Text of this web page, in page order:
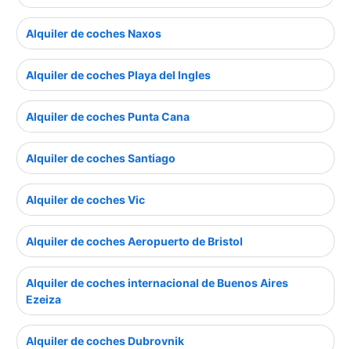
Alquiler de coches Naxos
Alquiler de coches Playa del Ingles
Alquiler de coches Punta Cana
Alquiler de coches Santiago
Alquiler de coches Vic
Alquiler de coches Aeropuerto de Bristol
Alquiler de coches internacional de Buenos Aires
Ezeiza
Alquiler de coches Dubrovnik